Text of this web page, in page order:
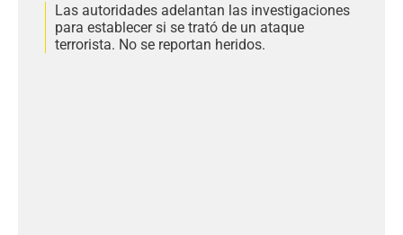
Las autoridades adelantan las investigaciones
para establecer si se trató de un ataque
terrorista. No se reportan heridos.